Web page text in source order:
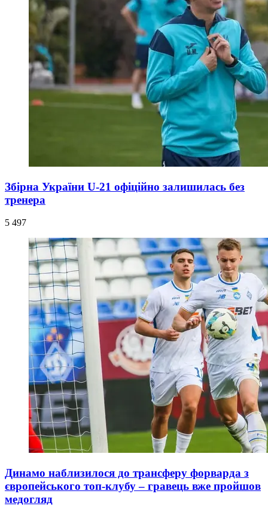
Збірна України U-21 офіційно залишилась без
тренера
5 497
Динамо наблизилося до трансферу форварда з
європейського топ-клубу – гравець вже пройшов
медогляд